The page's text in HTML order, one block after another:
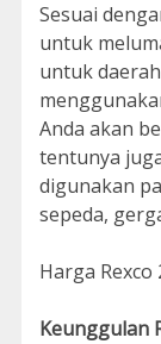
Sesuai
untuk
untuk
Anda akan
tentunya
digunakan
sepeda,
Harga Rexco
Keunggulan